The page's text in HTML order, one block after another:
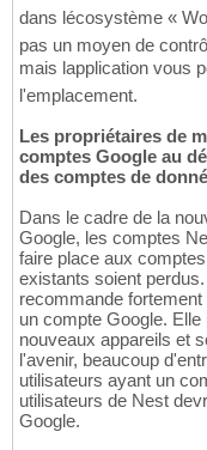
dans lécosystème «
pas un moyen de
mais lapplication vous
l'emplacement.
Les propriétaires de
comptes Google au
des comptes de
Dans le cadre de la
Google, les comptes
faire place aux
existants soient
recommande
un compte Google.
nouveaux appareils et
l'avenir, beaucoup
utilisateurs ayant un
utilisateurs de Nest
Google.